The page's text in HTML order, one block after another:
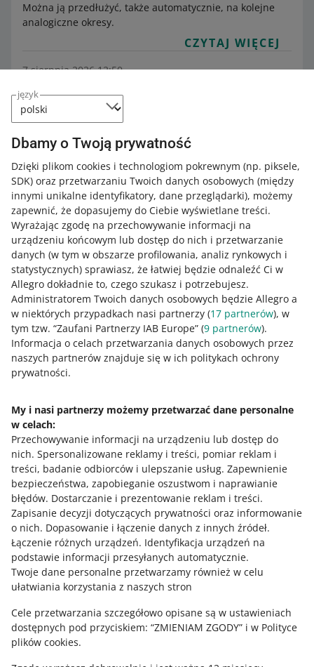
język
Dbamy o Twoją prywatność
Dzięki plikom cookies i technologiom pokrewnym (np. piksele,
SDK) oraz przetwarzaniu Twoich danych osobowych (między
innymi unikalne identyfikatory, dane przeglądarki), możemy
zapewnić, że dopasujemy do Ciebie wyświetlane treści.
Wyrażając zgodę na przechowywanie informacji na
urządzeniu końcowym lub dostęp do nich i przetwarzanie
danych (w tym w obszarze profilowania, analiz rynkowych i
statystycznych) sprawiasz, że łatwiej będzie odnaleźć Ci w
Allegro dokładnie to, czego szukasz i potrzebujesz.
Administratorem Twoich danych osobowych będzie Allegro a
w niektórych przypadkach nasi partnerzy (17 partnerów), w
tym tzw. “Zaufani Partnerzy IAB Europe” (9 partnerów).
Informacja o celach przetwarzania danych osobowych przez
naszych partnerów znajduje się w ich politykach ochrony
prywatności.
My i nasi partnerzy możemy przetwarzać dane personalne
w celach:
Przechowywanie informacji na urządzeniu lub dostęp do
nich. Spersonalizowane reklamy i treści, pomiar reklam i
treści, badanie odbiorców i ulepszanie usług. Zapewnienie
bezpieczeństwa, zapobieganie oszustwom i naprawianie
błędów. Dostarczanie i prezentowanie reklam i treści.
Zapisanie decyzji dotyczących prywatności oraz informowanie
o nich. Dopasowanie i łączenie danych z innych źródeł.
Łączenie różnych urządzeń. Identyfikacja urządzeń na
podstawie informacji przesyłanych automatycznie.
Twoje dane personalne przetwarzamy również w celu
ułatwiania korzystania z naszych stron
Cele przetwarzania szczegółowo opisane są w ustawieniach
dostępnych pod przyciskiem: “ZMIENIAM ZGODY” i w Polityce
plików cookies.
Można ją przedłużyć, także automatycznie, na kolejne
analogiczne okresy.
CZYTAJ WIĘCEJ
7 sierpnia 2026 12:50
Czym jest Pożyczka na większe potrzeby
od PKO Banku Polskiego
Kategoria: Pomoc dla sprzedających
Pożyczka na większe potrzeby to pożyczka ratalna w
ofercie Allegro Kapitał, przygotowana specjalnie dla
sprzedających we współpracy z PKO Bankiem Polskim.
CZYTAJ WIĘCEJ
Ta strona jest też dostępna w innych językach
o allegro.pl
polski
čeština
English
slovenčina
o allegro.cz
polski
čeština
English
slovenčina
o allegro.sk
polski